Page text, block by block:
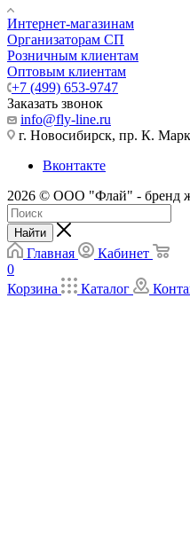
Интернет-магазинам
Организаторам СП
Розничным клиентам
Оптовым клиентам
+7 (499) 653-9747
Заказать звонок
info@fly-line.ru
г. Новосибирск, пр. К.
Вконтакте
2026 © ООО "Флай" - бренд
Найти
Главная
Кабинет
0
Корзина
Каталог